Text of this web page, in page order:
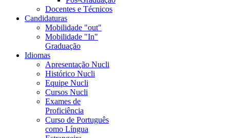
Docentes e Técnicos
Candidaturas
Mobilidade "out"
Mobilidade "In"
Graduação
Idiomas
Apresentação Nucli
Histórico Nucli
Equipe Nucli
Cursos Nucli
Exames de
Proficiência
Curso de Português
como Língua